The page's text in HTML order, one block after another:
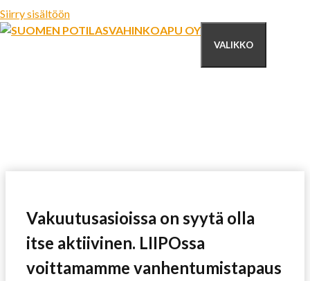
Siirry sisältöön
VALIKKO
Vakuutusasioissa on syytä olla
itse aktiivinen. LIIPOssa
voittamamme vanhentumistapaus